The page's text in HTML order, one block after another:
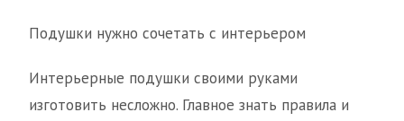
Подушки нужно сочетать с интерьером
Интерьерные подушки своими руками
изготовить несложно. Главное знать правила и